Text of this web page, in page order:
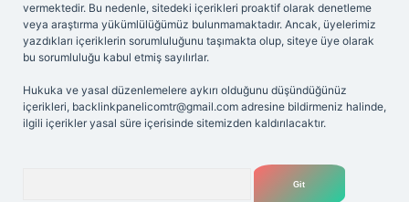
vermektedir. Bu nedenle, sitedeki içerikleri proaktif olarak denetleme
veya araştırma yükümlülüğümüz bulunmamaktadır. Ancak, üyelerimiz
yazdıkları içeriklerin sorumluluğunu taşımakta olup, siteye üye olarak
bu sorumluluğu kabul etmiş sayılırlar.
Hukuka ve yasal düzenlemelere aykırı olduğunu düşündüğünüz
içerikleri, backlinkpanelicomtr@gmail.com adresine bildirmeniz halinde,
ilgili içerikler yasal süre içerisinde sitemizden kaldırılacaktır.